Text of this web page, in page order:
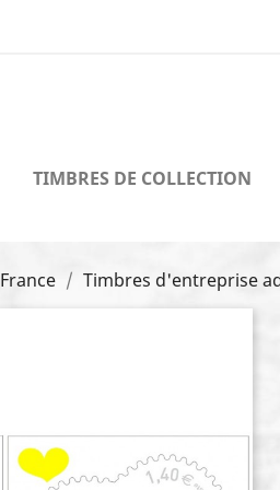
TIMBRES DE COLLECTION
France Timbres d'entreprise